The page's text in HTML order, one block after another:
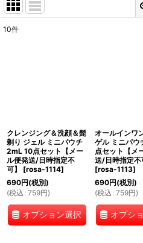
絞り
10件
クレンジング＆洗顔＆髭
剃り ジェル ミニパウチ
2mL 10点セット【メー
ル便発送/日時指定不
可】
[rosa-1114]
690円(税別)
(税込 : 759円)
オプション選択
オールインワ
ゲル ミニパウ
点セット【メ
送/日時指定不
[rosa-1113]
690円(税別)
(税込 : 759円)
オプシ